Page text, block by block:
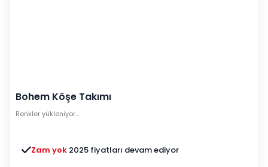
Bohem Köşe Takımı
Renkler yükleniyor…
Zam yok 2025 fiyatları devam ediyor